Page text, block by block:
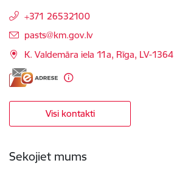
+371 26532100
E-pasts:
pasts@km.gov.lv
K. Valdemāra iela 11a, Rīga, LV-1364
Visi kontakti
Sekojiet mums